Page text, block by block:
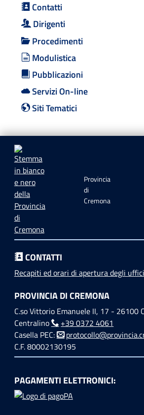
Contatti
Dirigenti
Procedimenti
Modulistica
Pubblicazioni
Servizi On-line
Siti Tematici
Provincia
di
Cremona
CONTATTI
Recapiti ed orari di apertura degli uffici
PROVINCIA DI CREMONA
C.so Vittorio Emanuele II, 17 - 26100
Centralino
+39 0372 4061
Casella PEC:
C.F. 80002130195
PAGAMENTI ELETTRONICI: